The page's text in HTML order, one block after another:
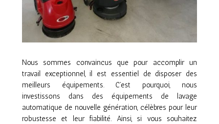
Nous sommes convaincus que pour accomplir un
travail exceptionnel, il est essentiel de disposer des
meilleurs équipements. C’est pourquoi, nous
investissons dans des équipements de lavage
automatique de nouvelle génération, célèbres pour leur
robustesse et leur fiabilité. Ainsi, si vous souhaitez